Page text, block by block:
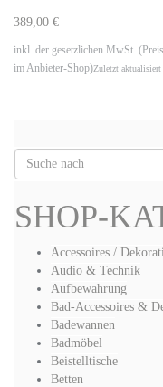
389,00 €
inkl. der gesetzlichen MwSt.
im Anbieter-Shop)Zuletzt
SHOP-
Accessoires /
Audio & Technik
Aufbewahrung
Bad-Accessoires &
Badewannen
Badmöbel
Beistelltische
Betten